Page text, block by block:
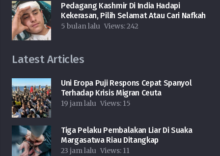
Pedagang Kashmir Di India Hadapi
Kekerasan, Pilih Selamat Atau Cari Nafkah
5 bulan lalu Views:242
Latest Articles
Uni Eropa Puji Respons Cepat Spanyol
Terhadap Krisis Migran Ceuta
19 jam lalu Views: 15
Tiga Pelaku Pembalakan Liar Di Suaka
Margasatwa Riau Ditangkap
23 jam lalu Views: 11